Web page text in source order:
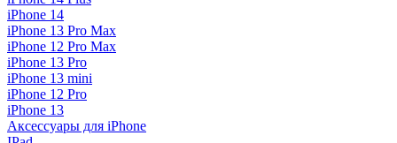
iPhone 14
iPhone 13 Pro Max
iPhone 12 Pro Max
iPhone 13 Pro
iPhone 13 mini
iPhone 12 Pro
iPhone 13
Аксессуары для iPhone